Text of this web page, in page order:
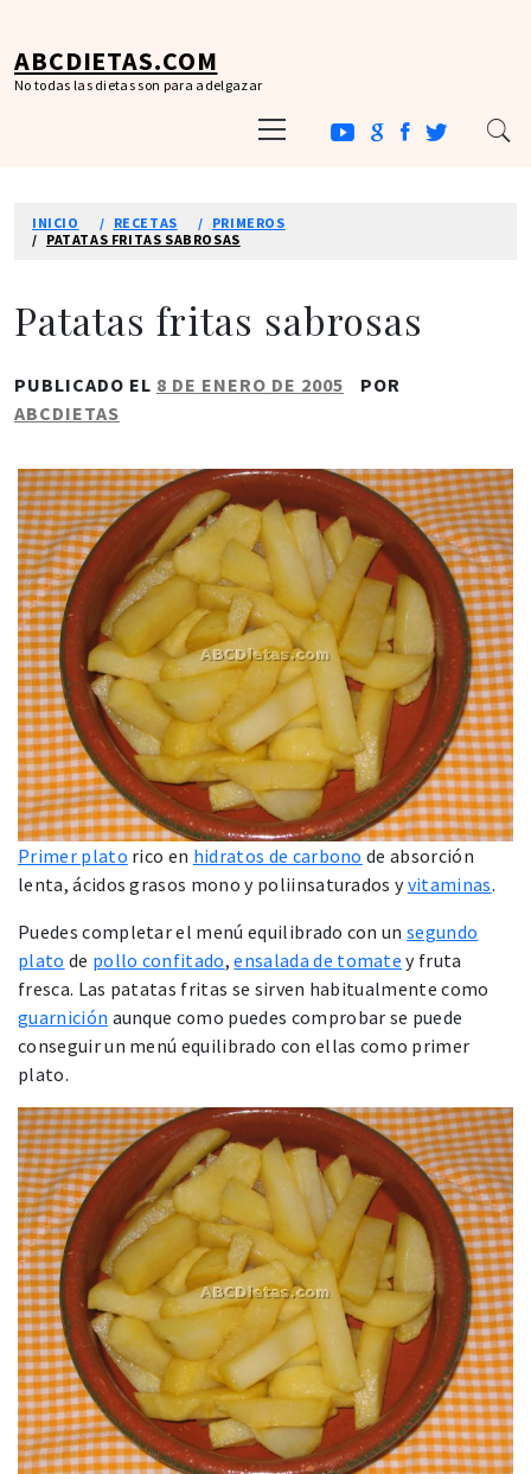
contenido
ABCDIETAS.COM
No todas las dietas son para adelgazar
principal
INICIO RECETAS
PRIMEROS
PATATAS FRITAS SABROSAS
Patatas fritas sabrosas
PUBLICADO EL 8 DE ENERO DE 2005
POR
ABCDIETAS
Primer plato rico en hidratos de carbono de absorción
lenta, ácidos grasos mono y poliinsaturados yvitaminas.
Puedes completar el menú equilibrado con unsegundo
plato de pollo confitado,ensalada de tomate y fruta
fresca. Las patatas fritas se sirven habitualmente como
guarnición aunque como puedes comprobar se puede
conseguir un menú equilibrado con ellas como primer
plato.